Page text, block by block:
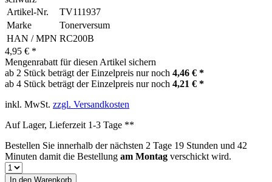
Artikel-Nr.
TV111937
Marke
Tonerversum
HAN / MPN RC200B
4,95 € *
Mengenrabatt für diesen Artikel sichern
ab 2 Stück beträgt der Einzelpreis nur noch 4,46 € *
ab 4 Stück beträgt der Einzelpreis nur noch 4,21 € *
inkl. MwSt. zzgl. Versandkosten
Auf Lager, Lieferzeit 1-3 Tage **
Bestellen Sie innerhalb der nächsten 2 Tage 19 Stunden und 42
Minuten damit die Bestellung am Montag verschickt wird.
In den Warenkorb